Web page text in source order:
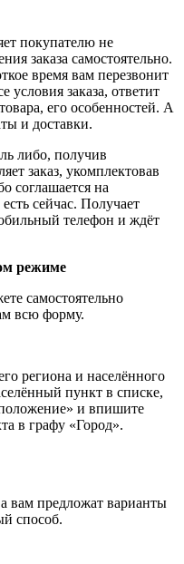
покупателю не
заказа самостоятельно.
время вам перезвонит
условия заказа, ответит
его особенностей. А
и доставки.
либо, получив
заказ, укомплектовав
соглашается на
сейчас. Получает
телефон и ждёт
режиме
самостоятельно
всю форму.
региона и населённого
пункт в списке,
и впишите
в графу «Город».
вам предложат варианты
способ.